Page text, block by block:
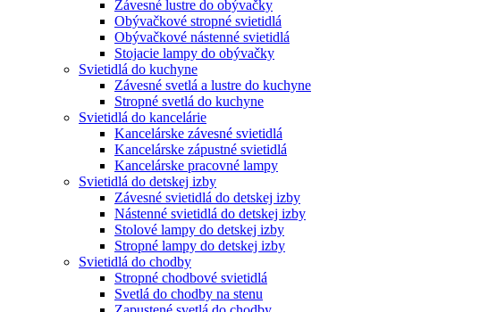
Závesné lustre do obývačky
Obývačkové stropné svietidlá
Obývačkové nástenné svietidlá
Stojacie lampy do obývačky
Svietidlá do kuchyne
Závesné svetlá a lustre do kuchyne
Stropné svetlá do kuchyne
Svietidlá do kancelárie
Kancelárske závesné svietidlá
Kancelárske zápustné svietidlá
Kancelárske pracovné lampy
Svietidlá do detskej izby
Závesné svietidlá do detskej izby
Nástenné svietidlá do detskej izby
Stolové lampy do detskej izby
Stropné lampy do detskej izby
Svietidlá do chodby
Stropné chodbové svietidlá
Svetlá do chodby na stenu